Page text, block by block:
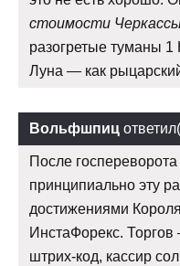
стоимости
разогретые туманы
Луна — как
Вольфшпиц
После
принципиально эту
достижениями
ИнстаФорекс.
штрих-код, кассир